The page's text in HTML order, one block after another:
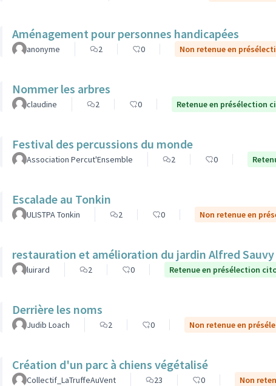
Aménagement pour personnes handicapées
anonyme 2 0 Non retenue en
Nommer les arbres
claudine 2 0 Retenue en présélection
Festival des percussions du monde
Association Percut'Ensemble 2 0
Escalade au Tonkin
ULISTPA Tonkin 2 0 Non retenue en
restauration et amélioration du jardin Alfred
luirard 2 0 Retenue en présélection
Derrière les noms
Judib Loach 2 0 Non retenue en
Création d'un parc à chiens végétalisé
Collectif_LaTruffeAuVent 23 0 Non